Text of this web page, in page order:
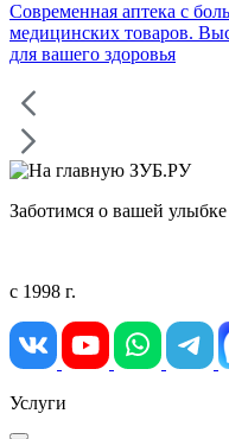
Современная аптека с
медицинских товаров.
для вашего здоровья
Заботимся о вашей улыбке
с 1998 г.
Услуги